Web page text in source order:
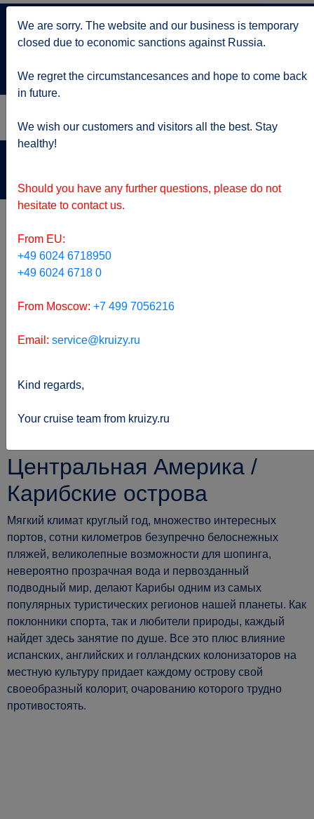
по Москве
Отправить запрос
Центральная Америка /
Карибские острова
Мягкий климат круглый год, множество интересных
портов, сотни километров безупречно белоснежных
пляжей, великолепные возможности для шопинга,
невероятно прозрачная вода и первозданный
подводный мир, делают Карибы одним из самых
популярных туристических регионов нашей планеты. Как
поклонники спорта, так и любители природы, каждый
найдет здесь занятие по душе. Все это плюс влияние
испанских, английских и голландских колонизаторов на
местную культуру придает каждому острову свой
своеобразный колорит, очарованию которого трудно
противостоять.
We are sorry. The website and our business is temporary
closed due to economic sanctions against Russia.
We regret the circumstancesances and hope to come back
in future.
We wish our customers and visitors all the best. Stay
healthy!
Should you have any further questions, please do not
hesitate to contact us.
From EU:
+49 6024 6718950
+49 6024 6718 0
From Moscow: +7 499 7056216
Email: service@kruizy.ru
Kind regards,
Your cruise team from kruizy.ru